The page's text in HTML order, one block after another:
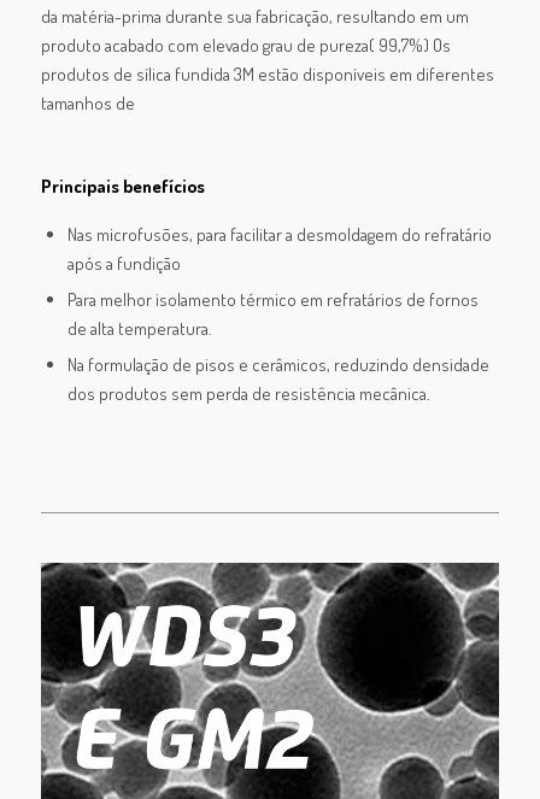
da matéria-prima durante sua fabricação, resultando em um
produto acabado com elevado grau de pureza( 99,7%) Os
produtos de sílica fundida 3M estão disponíveis em diferentes
tamanhos de
Principais benefícios
Nas microfusões, para facilitar a desmoldagem do refratário
após a fundição
Para melhor isolamento térmico em refratários de fornos
de alta temperatura.
Na formulação de pisos e cerâmicos, reduzindo densidade
dos produtos sem perda de resistência mecânica.